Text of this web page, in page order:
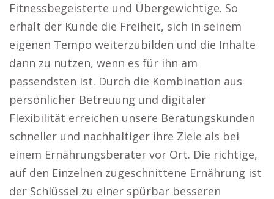
Fitnessbegeisterte und Übergewichtige. So
erhält der Kunde die Freiheit, sich in seinem
eigenen Tempo weiterzubilden und die Inhalte
dann zu nutzen, wenn es für ihn am
passendsten ist. Durch die Kombination aus
persönlicher Betreuung und digitaler
Flexibilität erreichen unsere Beratungskunden
schneller und nachhaltiger ihre Ziele als bei
einem Ernährungsberater vor Ort. Die richtige,
auf den Einzelnen zugeschnittene Ernährung ist
der Schlüssel zu einer spürbar besseren